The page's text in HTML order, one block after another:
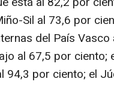
Sil al 73,6 por
del País
al 67,5 por ciento;
94,3 por ciento; el